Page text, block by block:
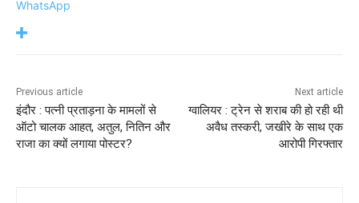
WhatsApp
Previous article
इंदौर : पत्नी प्रताड़ना के मामलों से
ऑटो चालक आहत, अतुल, नितिन और
राजा का क्यों लगाया पोस्टर?
Next article
ग्वालियर : ट्रेन से शराब की हो रही थी
अवैध तस्करी, जखीरे के साथ एक
आरोपी गिरफ्तार